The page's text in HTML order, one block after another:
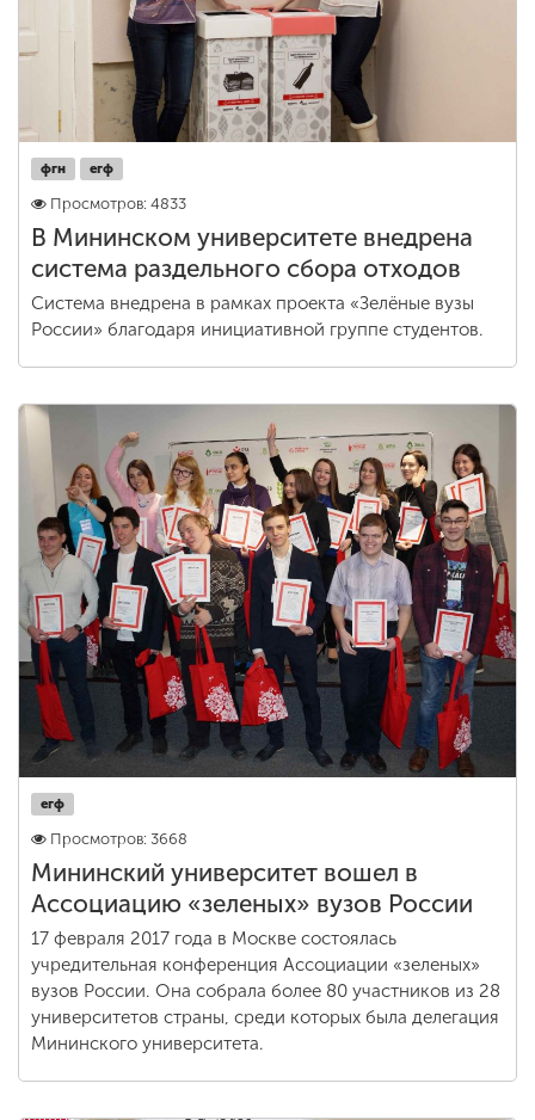
Наука
Международная
деятельность
Другие виды
деятельности
Студенческая жизнь
Сведения об
образовательной
организации
ENG SPN CHI
Приемная
комиссия
+7 (831) 262-26-20
фгн егф
Просмотров: 4833
В Мининском университете внедрена
система раздельного сбора отходов
Система внедрена в рамках проекта «Зелёные вузы
России» благодаря инициативной группе студентов.
егф
Просмотров: 3668
Мининский университет вошел в
Ассоциацию «зеленых» вузов России
17 февраля 2017 года в Москве состоялась
учредительная конференция Ассоциации «зеленых»
вузов России. Она собрала более 80 участников из 28
университетов страны, среди которых была делегация
Мининского университета.